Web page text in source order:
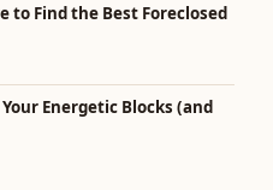
to Find the Best Foreclosed
Energetic Blocks (and